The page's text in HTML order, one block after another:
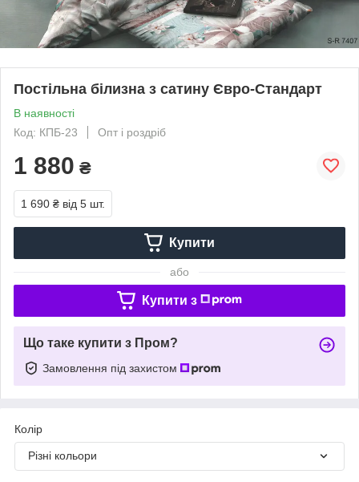
Постільна білизна з сатину Євро-Стандарт
В наявності
Код: КПБ-23
Опт і роздріб
1 880 ₴
1 690 ₴ від 5 шт.
Купити
або
Купити з
Що таке купити з Пром?
Замовлення під захистом
Колір
Різні кольори